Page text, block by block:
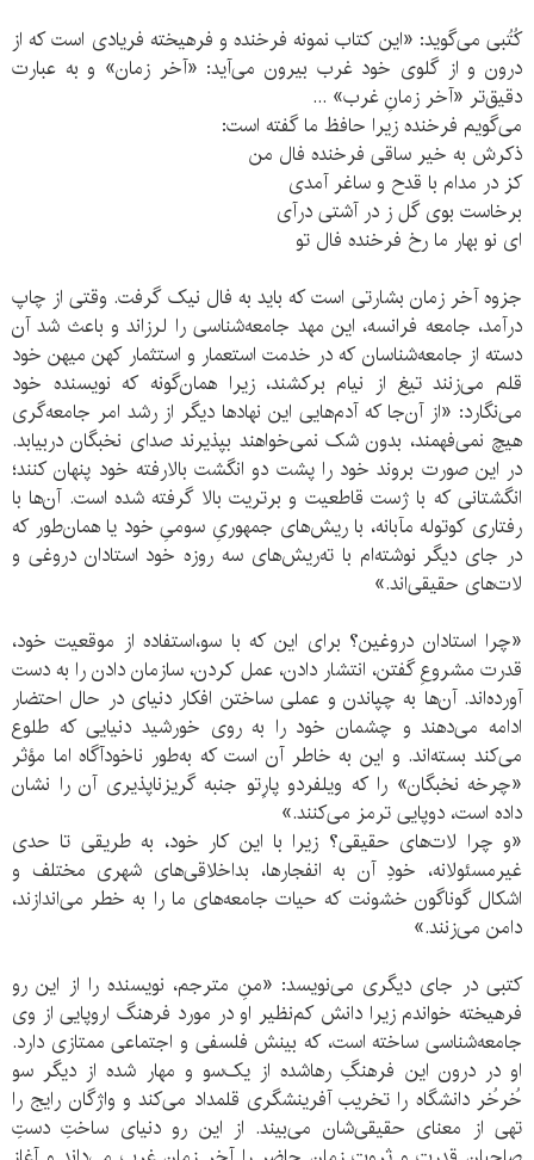
کُتُبی می‌گوید: «این کتاب نمونه فرخنده و فرهیخته فریادی است که از
درون و از گلوی خود غرب بیرون می‌آید: «آخر زمان» و به عبارت
دقیق‌تر «آخر زمانِ غرب» ...
می‌گویم فرخنده زیرا حافظ ما گفته است:
ذکرش به خیر ساقی فرخنده فال من
کز در مدام با قدح و ساغر آمدی
برخاست بوی گل ز در‌ آشتی درآی
ای نو بهار ما رخ فرخنده فال تو
جزوه آخر زمان بشارتی است که باید به فال نیک گرفت. وقتی از چاپ
درآمد، جامعه فرانسه، این مهد جامعه‌شناسی را لرزاند و باعث شد آن
دسته از جامعه‌شناسان که در خدمت استعمار و استثمار کهن میهن خود
قلم می‌زنند تیغ از نیام برکشند، زیرا همان‌گونه که نویسنده خود
می‌نگارد: «از آن‌جا که آدم‌هایی این نهادها دیگر از رشد امر جامعه‌گری
هیچ نمی‌فهمند، بدون شک نمی‌خواهند بپذیرند صدای نخبگان دربیابد.
در این صورت بروند خود را پشت دو انگشت بالارفته خود پنهان کنند؛
انگشتانی که با ژست قاطعیت و برتریت بالا گرفته شده است. آن‌ها با
رفتاری کوتوله‌ مآبانه، با ریش‌های جمهوریِ سومیِ خود یا همان‌طور که
در جای دیگر نوشته‌ام با ته‌ریش‌های سه روزه خود استادان دروغی و
لات‌های حقیقی‌اند.»
«چرا استادان دروغین؟ برای این که با سو،استفاده از موقعیت خود،
قدرت مشروعِ گفتن، انتشار دادن، عمل کردن، سازمان دادن را به دست
آورده‌اند. آن‌ها به چپاندن و عملی ساختن افکار دنیای در حال احتضار
ادامه می‌دهند و چشمان خود را به روی خورشید دنیایی که طلوع
می‌کند بسته‌اند. و این به خاطر آن است که به‌طور ناخودآگاه اما مؤثر
«چرخه نخبگان» را که ویلفردو پارِتو جنبه گریزناپذیری آن را نشان
داده است، دوپایی ترمز می‌کنند.»
«و چرا لات‌های حقیقی؟ زیرا با این کار خود، به طریقی تا حدی
غیرمسئولانه، خودِ آن به انفجارها، بداخلاقی‌های شهری مختلف و
اشکال گوناگون خشونت که حیات جامعه‌های ما را به خطر می‌اندازند،
دامن می‌زنند.»
کتبی در جای دیگری می‌نویسد: «منِ مترجم، نویسنده را از این رو
فرهیخته خواندم زیرا دانش کم‌نظیر او در مورد فرهنگ اروپایی از وی
جامعه‌شناسی ساخته است، که بینش فلسفی و اجتماعی ممتازی دارد.
او در درون این فرهنگِ رهاشده از یک‌سو و مهار شده از دیگر سو
خُرخُر دانشگاه را تخریب آفرینشگری قلمداد می‌کند و واژگان رایج را
تهی از معنای حقیقی‌شان می‌بیند. از این رو دنیای ساختِ دستِ